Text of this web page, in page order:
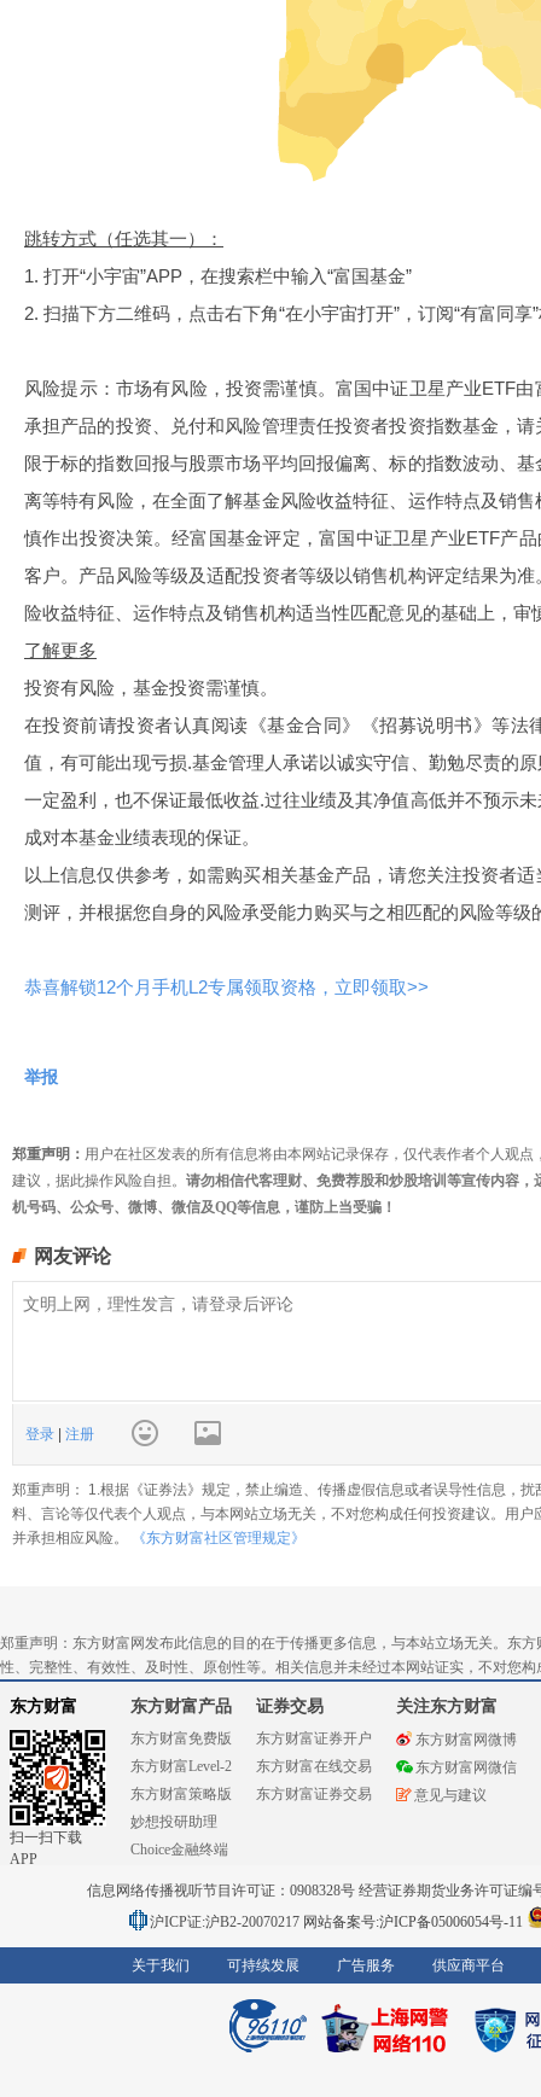
跳转方式（任选其一）：
1. 打开“小宇宙”APP，在搜索栏中输入“富国基金”
2. 扫描下方二维码，点击右下角“在小宇宙打开”，订阅“有富同享
风险提示：市场有风险，投资需谨慎。富国中证卫星产业ETF
承担产品的投资、兑付和风险管理责任投资者投资指数基金，
限于标的指数回报与股票市场平均回报偏离、标的指数波动、
离等特有风险，在全面了解基金风险收益特征、运作特点及销
慎作出投资决策。经富国基金评定，富国中证卫星产业ETF产
客户。产品风险等级及适配投资者等级以销售机构评定结果为
险收益特征、运作特点及销售机构适当性匹配意见的基础上，审
了解更多
投资有风险，基金投资需谨慎。
在投资前请投资者认真阅读《基金合同》《招募说明书》等法
值，有可能出现亏损.基金管理人承诺以诚实守信、勤勉尽责的
一定盈利，也不保证最低收益.过往业绩及其净值高低并不预示
成对本基金业绩表现的保证。
以上信息仅供参考，如需购买相关基金产品，请您关注投资者
测评，并根据您自身的风险承受能力购买与之相匹配的风险等级
恭喜解锁12个月手机L2专属领取资格，立即领取>>
举报
郑重声明： 用户在社区发表的所有信息将由本网站记录保存，仅代表作者个人观
建议，据此操作风险自担。 请勿相信代客理财、免费荐股和炒股培训等宣传内容
机号码、公众号、微博、微信及QQ等信息，谨防上当受骗！
网友评论
登录 | 注册
郑重声明： 1.根据《证券法》规定，禁止编造、传播虚假信息或者误导性信息，
料、言论等仅代表个人观点，与本网站立场无关，不对您构成任何投资建议。用
并承担相应风险。
《东方财富社区管理规定》
郑重声明：东方财富网发布此信息的目的在于传播更多信息，与本站立场无关。东
性、完整性、有效性、及时性、原创性等。相关信息并未经过本网站证实，不对您
东方财富
扫一扫下载
APP
东方财富产品
东方财富免费版
东方财富Level-2
东方财富策略版
妙想投研助理
Choice金融终端
证券交易
东方财富证券开户
东方财富在线交易
东方财富证券交易
关注东方财富
东方财富网微博
东方财富网微信
意见与建议
信息网络传播视听节目许可证：0908328号 经营证券期货业务许可证编
沪ICP证:沪B2-20070217 网站备案号:沪ICP备05006054号-11
关于我们 可持续发展 广告服务 供应商平台